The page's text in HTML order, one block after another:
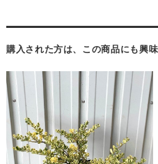
購入された方は、この商品にも興